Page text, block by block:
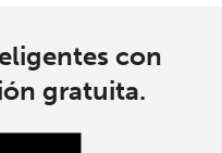
con
gratuita.